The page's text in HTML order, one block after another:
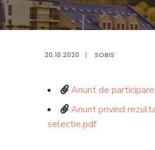
20.10.2020 | SOBIS
Anunt de
Anunt privind
selectie.pdf